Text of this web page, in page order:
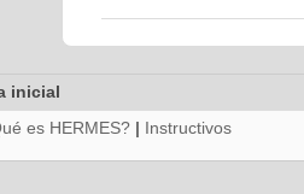
inicial
es HERMES? | Instructivos